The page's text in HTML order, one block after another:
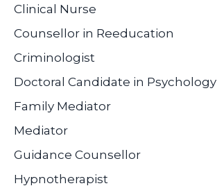
Clinical Nurse
Counsellor in Reeducation
Criminologist
Doctoral Candidate in Psychology
Family Mediator
Mediator
Guidance Counsellor
Hypnotherapist